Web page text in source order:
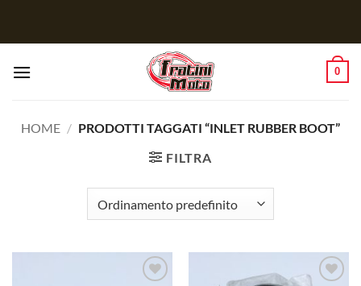
0
HOME / PRODOTTI TAGGATI “INLET RUBBER BOOT”
FILTRA